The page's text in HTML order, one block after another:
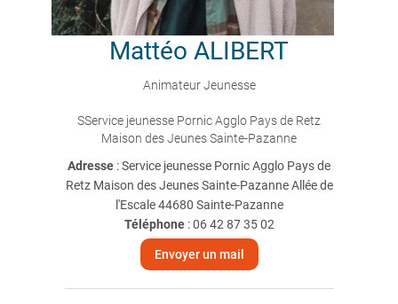
Mattéo ALIBERT
Animateur Jeunesse
SService jeunesse Pornic Agglo Pays de Retz
Maison des Jeunes Sainte-Pazanne
Adresse : Service jeunesse Pornic Agglo Pays de
Retz Maison des Jeunes Sainte-Pazanne Allée de
l'Escale 44680 Sainte-Pazanne
Téléphone:06 42 87 35 02
Envoyer un mail